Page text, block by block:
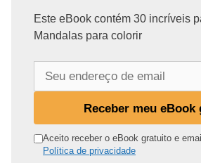
Este eBook contém 30 incríveis
Mandalas para colorir
n
Receber meu eBook
Aceito receber o eBook gratuito e
Política de privacidade